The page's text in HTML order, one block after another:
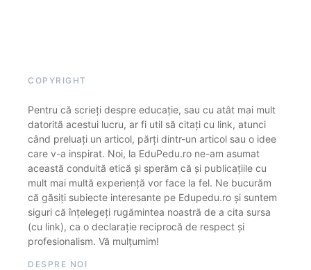
COPYRIGHT
Pentru că scrieți despre educație, sau cu atât mai mult
datorită acestui lucru, ar fi util să citați cu link, atunci
când preluați un articol, părți dintr-un articol sau o idee
care v-a inspirat. Noi, la EduPedu.ro ne-am asumat
această conduită etică și sperăm că și publicațiile cu
mult mai multă experiență vor face la fel. Ne bucurăm
că găsiți subiecte interesante pe Edupedu.ro și suntem
siguri că înțelegeți rugămintea noastră de a cita sursa
(cu link), ca o declarație reciprocă de respect și
profesionalism. Vă mulțumim!
DESPRE NOI